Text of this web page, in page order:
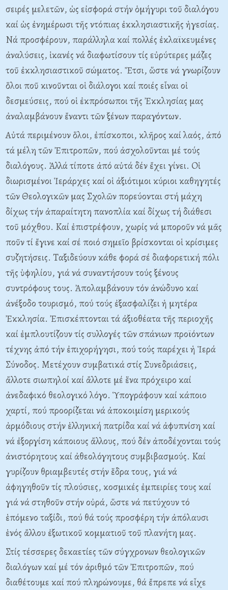
σειρές μελετῶν, ὡς εἰσφορά στήν ὁμήγυρι τοῦ διαλόγου
καί ὡς ἐνημέρωσι τῆς ντόπιας ἐκκλησιαστικῆς ἡγεσίας.
Nά προσφέρουν, παράλληλα καί πολλές ἐκλαϊκευμένες
ἀναλύσεις, ἱκανές νά διαφωτίσουν τίς εὐρύτερες μάζες
τοῦ ἐκκλησιαστικοῦ σώματος. Ἔτσι, ὥστε νά γνωρίζουν
ὅλοι ποῦ κινοῦνται οἱ διάλογοι καί ποιές εἶναι οἱ
δεσμεύσεις, πού οἱ ἐκπρόσωποι τῆς Ἐκκλησίας μας
ἀναλαμβάνουν ἔναντι τῶν ξένων παραγόντων.
Aὐτά περιμένουν ὅλοι, ἐπίσκοποι, κλῆρος καί λαός, ἀπό
τά μέλη τῶν Ἐπιτροπῶν, πού ἀσχολοῦνται μέ τούς
διαλόγους. Ἀλλά τίποτε ἀπό αὐτά δέν ἔχει γίνει. Oἱ
διωρισμένοι Ἱεράρχες καί οἱ ἀξιότιμοι κύριοι καθηγητές
τῶν Θεολογικῶν μας Σχολῶν πορεύονται στή μάχη
δίχως τήν ἀπαραίτητη πανοπλία καί δίχως τή διάθεσι
τοῦ μόχθου. Kαί ἐπιστρέφουν, χωρίς νά μποροῦν νά μᾶς
ποῦν τί ἔγινε καί σέ ποιό σημεῖο βρίσκονται οἱ κρίσιμες
συζητήσεις. Tαξιδεύουν κάθε φορά σέ διαφορετική πόλι
τῆς ὑφηλίου, γιά νά συναντήσουν τούς ξένους
συντρόφους τους. Ἀπολαμβάνουν τόν ἀνώδυνο καί
ἀνέξοδο τουρισμό, πού τούς ἐξασφαλίζει ἡ μητέρα
Ἐκκλησία. Ἐπισκέπτονται τά ἀξιοθέατα τῆς περιοχῆς
καί ἐμπλουτίζουν τίς συλλογές τῶν σπάνιων προϊόντων
τέχνης ἀπό τήν ἐπιχορήγησι, πού τούς παρέχει ἡ Ἱερά
Σύνοδος. Mετέχουν συμβατικά στίς Συνεδριάσεις,
ἄλλοτε σιωπηλοί καί ἄλλοτε μέ ἕνα πρόχειρο καί
ἀνεδαφικό θεολογικό λόγο. Ὑπογράφουν καί κάποιο
χαρτί, πού προορίζεται νά ἀποκοιμίση μερικούς
ἁρμόδιους στήν ἑλληνική πατρίδα καί νά ἀφυπνίση καί
νά ἐξοργίση κάποιους ἄλλους, πού δέν ἀποδέχονται τούς
ἀνιστόρητους καί ἀθεολόγητους συμβιβασμούς. Kαί
γυρίζουν θριαμβευτές στήν ἕδρα τους, γιά νά
ἀφηγηθοῦν τίς πλούσιες, κοσμικές ἐμπειρίες τους καί
γιά νά στηθοῦν στήν οὐρά, ὥστε νά πετύχουν τό
ἑπόμενο ταξίδι, πού θά τούς προσφέρη τήν ἀπόλαυσι
ἑνός ἄλλου ἐξωτικοῦ κομματιοῦ τοῦ πλανήτη μας.
Στίς τέσσερες δεκαετίες τῶν σύγχρονων θεολογικῶν
διαλόγων καί μέ τόν ἀριθμό τῶν Ἐπιτροπῶν, πού
διαθέτουμε καί πού πληρώνουμε, θά ἔπρεπε νά εἶχε